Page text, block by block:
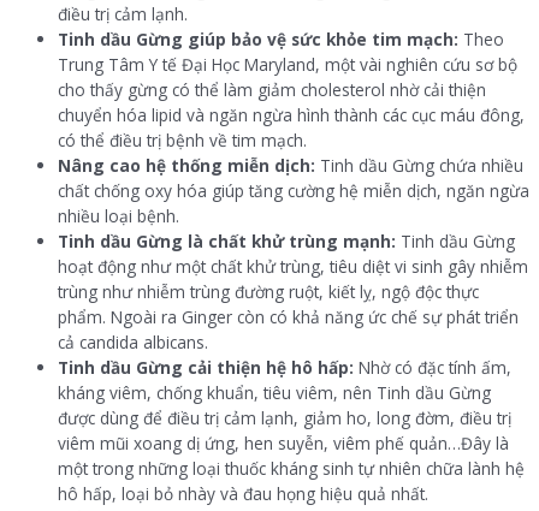
điều trị cảm lạnh.
Tinh dầu Gừng giúp bảo vệ sức khỏe tim mạch: Theo
Trung Tâm Y tế Đại Học Maryland, một vài nghiên cứu sơ bộ
cho thấy gừng có thể làm giảm cholesterol nhờ cải thiện
chuyển hóa lipid và ngăn ngừa hình thành các cục máu đông,
có thể điều trị bệnh về tim mạch.
Nâng cao hệ thống miễn dịch: Tinh dầu Gừng chứa nhiều
chất chống oxy hóa giúp tăng cường hệ miễn dịch, ngăn ngừa
nhiều loại bệnh.
Tinh dầu Gừng là chất khử trùng mạnh: Tinh dầu Gừng
hoạt động như một chất khử trùng, tiêu diệt vi sinh gây nhiễm
trùng như nhiễm trùng đường ruột, kiết lỵ, ngộ độc thực
phẩm. Ngoài ra Ginger còn có khả năng ức chế sự phát triển
cả candida albicans.
Tinh dầu Gừng cải thiện hệ hô hấp: Nhờ có đặc tính ấm,
kháng viêm, chống khuẩn, tiêu viêm, nên Tinh dầu Gừng
được dùng để điều trị cảm lạnh, giảm ho, long đờm, điều trị
viêm mũi xoang dị ứng, hen suyễn, viêm phế quản…Đây là
một trong những loại thuốc kháng sinh tự nhiên chữa lành hệ
hô hấp, loại bỏ nhày và đau họng hiệu quả nhất.